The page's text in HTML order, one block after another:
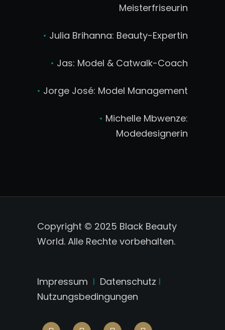
Meisterfriseurin
• Julia Brihanna: Beauty-Expertin
• Jas: Model & Catwalk-Coach
• Jorge José: Model Management
• Michelle Mbwenze:
Modedesignerin
Copyright © 2025 Black Beauty
World. Alle Rechte vorbehalten.
Impressum I Datenschutz I
Nutzungsbedingungen